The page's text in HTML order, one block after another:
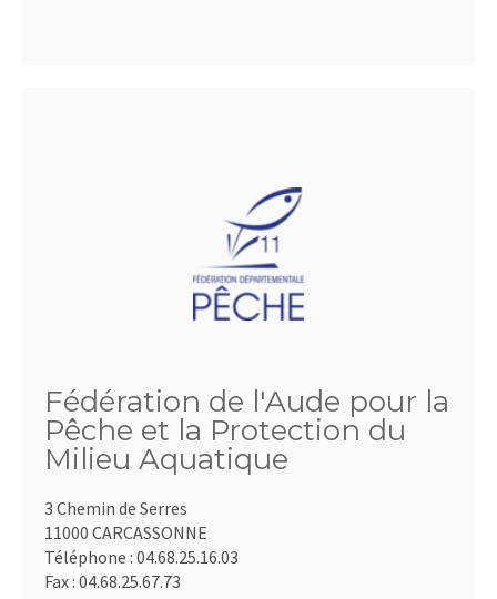
Fédération de l'Aude pour la
Pêche et la Protection du
Milieu Aquatique
3 Chemin de Serres
11000 CARCASSONNE
Téléphone : 04.68.25.16.03
Fax : 04.68.25.67.73